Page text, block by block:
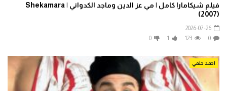
فيلم شيكامارا كامل | مي عز الدين وماجد الكدواني | Shekamara
(2007)
2026-07-26
0
123
1
0
احمد حلمي